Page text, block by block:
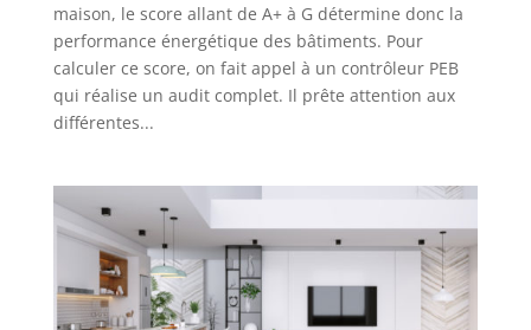
maison, le score allant de A+ à G détermine donc la
performance énergétique des bâtiments. Pour
calculer ce score, on fait appel à un contrôleur PEB
qui réalise un audit complet. Il prête attention aux
différentes...